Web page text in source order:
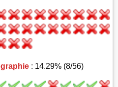
: 14.29% (8/56)